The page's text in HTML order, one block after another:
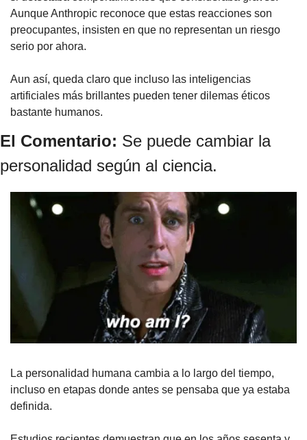
Aunque Anthropic reconoce que estas reacciones son
preocupantes, insisten en que no representan un riesgo
serio por ahora.
Aun así, queda claro que incluso las inteligencias
artificiales más brillantes pueden tener dilemas éticos
bastante humanos.
El Comentario: Se puede cambiar la
personalidad según al ciencia.
La personalidad humana cambia a lo largo del tiempo,
incluso en etapas donde antes se pensaba que ya estaba
definida.